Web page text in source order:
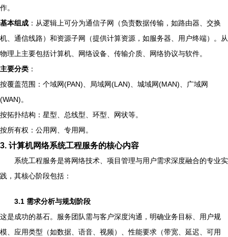
作。
基本组成 ：从逻辑上可分为通信子网（负责数据传输，如路由器、交换
机、通信线路）和资源子网（提供计算资源，如服务器、用户终端）。从
物理上主要包括计算机、网络设备、传输介质、网络协议与软件。
主要分类 ：
按覆盖范围：个域网(PAN)、局域网(LAN)、城域网(MAN)、广域网
(WAN)。
按拓扑结构：星型、总线型、环型、网状等。
按所有权：公用网、专用网。
3. 计算机网络系统工程服务的核心内容
系统工程服务是将网络技术、项目管理与用户需求深度融合的专业实
践，其核心阶段包括：
3.1 需求分析与规划阶段
这是成功的基石。服务团队需与客户深度沟通，明确业务目标、用户规
模、应用类型（如数据、语音、视频）、性能要求（带宽、延迟、可用